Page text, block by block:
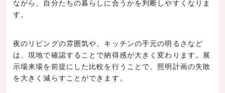
ながら、自分たちの暮らしに合うかを判断しやすくなりま
す。
夜のリビングの雰囲気や、キッチンの手元の明るさなど
は、現地で確認することで納得感が大きく変わります。展
示場来場を前提にした比較を行うことで、照明計画の失敗
を大きく減らすことができます。